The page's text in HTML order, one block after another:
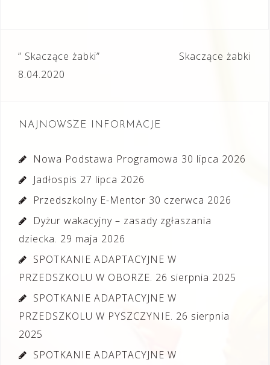
Nawigacja
wpisu
” Skaczące żabki”
8.04.2020
Skaczące żabki
NAJNOWSZE INFORMACJE
Nowa Podstawa Programowa 30 lipca 2026
Jadłospis 27 lipca 2026
Przedszkolny E-Mentor 30 czerwca 2026
Dyżur wakacyjny – zasady zgłaszania
dziecka. 29 maja 2026
SPOTKANIE ADAPTACYJNE W
PRZEDSZKOLU W OBORZE. 26 sierpnia 2025
SPOTKANIE ADAPTACYJNE W
PRZEDSZKOLU W PYSZCZYNIE. 26 sierpnia
2025
SPOTKANIE ADAPTACYJNE W